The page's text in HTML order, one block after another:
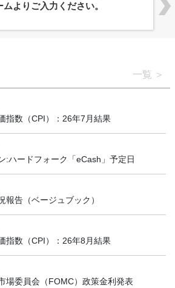
WebX2026」とのコラボレーショ
一覧
指数（CPI）：26年7月結果
:ハードフォーク「eCash」予定日
報告（ベージュブック）
指数（CPI）：26年8月結果
場委員会（FOMC）政策金利発表